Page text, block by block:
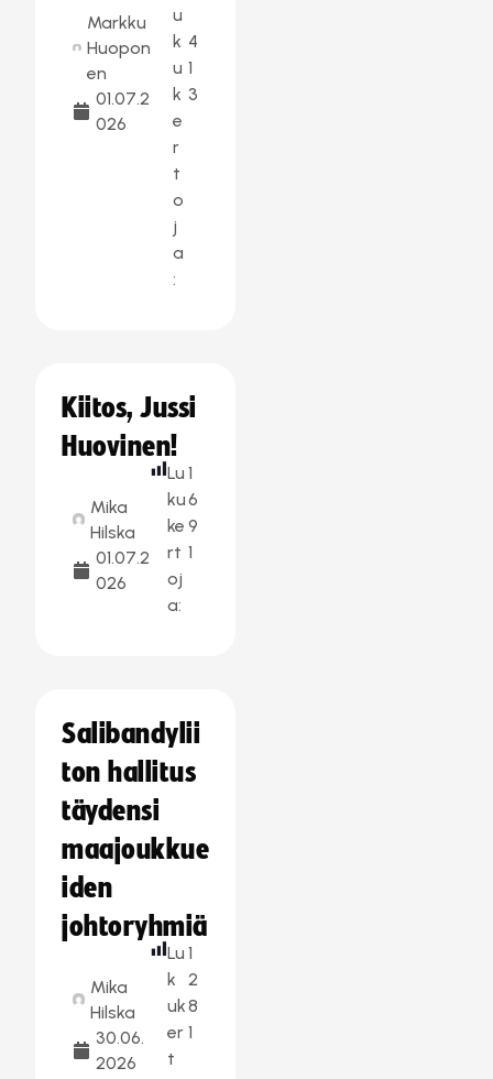
Markku
Huopon
en
01.07.2
026
u
k
u
k
e
r
t
o
j
a
:
4
1
3
Kiitos, Jussi
Huovinen!
Mika
Hilska
01.07.2
026
Lu
ku
ke
rt
oj
a:
1
6
9
1
Salibandylii
ton hallitus
täydensi
maajoukkue
iden
johtoryhmiä
Mika
Hilska
30.06.
2026
Lu
k
uk
er
t
1
2
8
1